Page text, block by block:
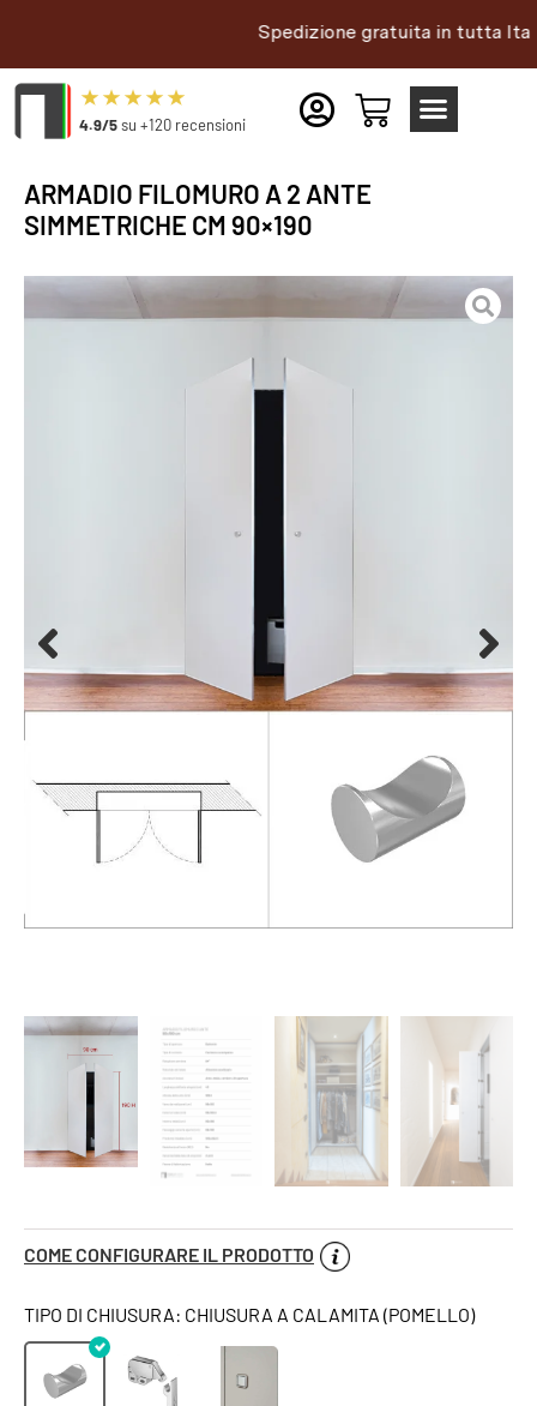
Spedizione gratuita in tutta Italia |
4.9/5su +120 recensioni
ARMADIO FILOMURO A 2 ANTE
SIMMETRICHE CM 90×190
COME CONFIGURARE IL PRODOTTO
TIPO DI CHIUSURA: CHIUSURA A CALAMITA (POMELLO)